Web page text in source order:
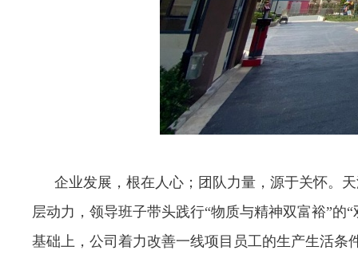
企业发展，根在人心；团队力量，源于关怀。
层动力，领导班子带头践行“物质与精神双富裕”的
基础上，公司着力改善一线项目员工的生产生活条